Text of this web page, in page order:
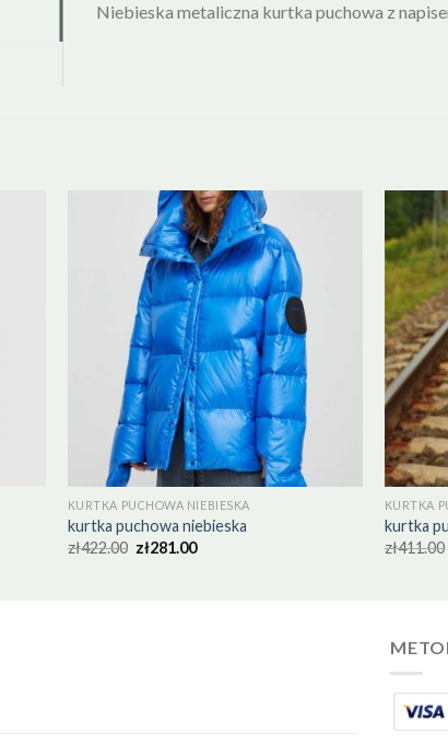
Niebieska metaliczna kurtka puchowa z
KURTKA PUCHOWA NIEBIESKA
kurtka puchowa niebieska
zł422.00 zł281.00
KURTKA
kurtka
zł411.00